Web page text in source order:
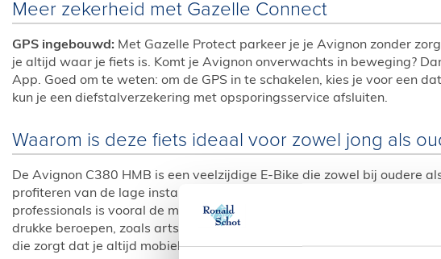
Meer zekerheid met Gazelle Connect
GPS ingebouwd: Met Gazelle Protect parkeer je je Avignon zonder
je altijd waar je fiets is. Komt je Avignon onverwachts in beweging?
App. Goed om te weten: om de GPS in te schakelen, kies je voor een
kun je een diefstalverzekering met opsporingsservice afsluiten.
Waarom is deze fiets ideaal voor zowel jong als
De Avignon C380 HMB is een veelzijdige E-Bike die zowel bij oudere
profiteren van de lage instap, stabiele wegligging en het comfort van
professionals is vooral de moderne uitstraling, slimme technologie en
drukke beroepen, zoals artsen of logistiek medewerkers, is de Avignon
die zorgt dat je altijd mobiel bent.